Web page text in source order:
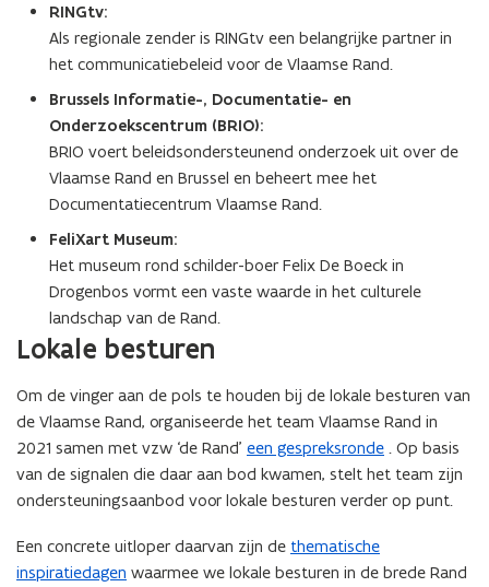
RINGtv:
Als regionale zender is RINGtv een belangrijke partner in
het communicatiebeleid voor de Vlaamse Rand.
Brussels Informatie-, Documentatie- en
Onderzoekscentrum (BRIO):
BRIO voert beleidsondersteunend onderzoek uit over de
Vlaamse Rand en Brussel en beheert mee het
Documentatiecentrum Vlaamse Rand.
FeliXart Museum:
Het museum rond schilder-boer Felix De Boeck in
Drogenbos vormt een vaste waarde in het culturele
landschap van de Rand.
Lokale besturen
Om de vinger aan de pols te houden bij de lokale besturen van
de Vlaamse Rand, organiseerde het team Vlaamse Rand in
2021 samen met vzw ‘de Rand’ een gespreksronde . Op basis
van de signalen die daar aan bod kwamen, stelt het team zijn
ondersteuningsaanbod voor lokale besturen verder op punt.
Een concrete uitloper daarvan zijn de thematische
inspiratiedagen waarmee we lokale besturen in de brede Rand